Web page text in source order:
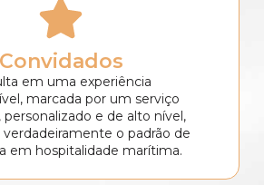
Convidados
em uma experiência
marcada por um serviço
personalizado e de alto nível,
o padrão de
em hospitalidade marítima.